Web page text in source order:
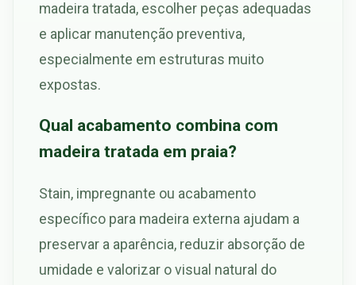
madeira tratada, escolher peças adequadas
e aplicar manutenção preventiva,
especialmente em estruturas muito
expostas.
Qual acabamento combina com
madeira tratada em praia?
Stain, impregnante ou acabamento
específico para madeira externa ajudam a
preservar a aparência, reduzir absorção de
umidade e valorizar o visual natural do